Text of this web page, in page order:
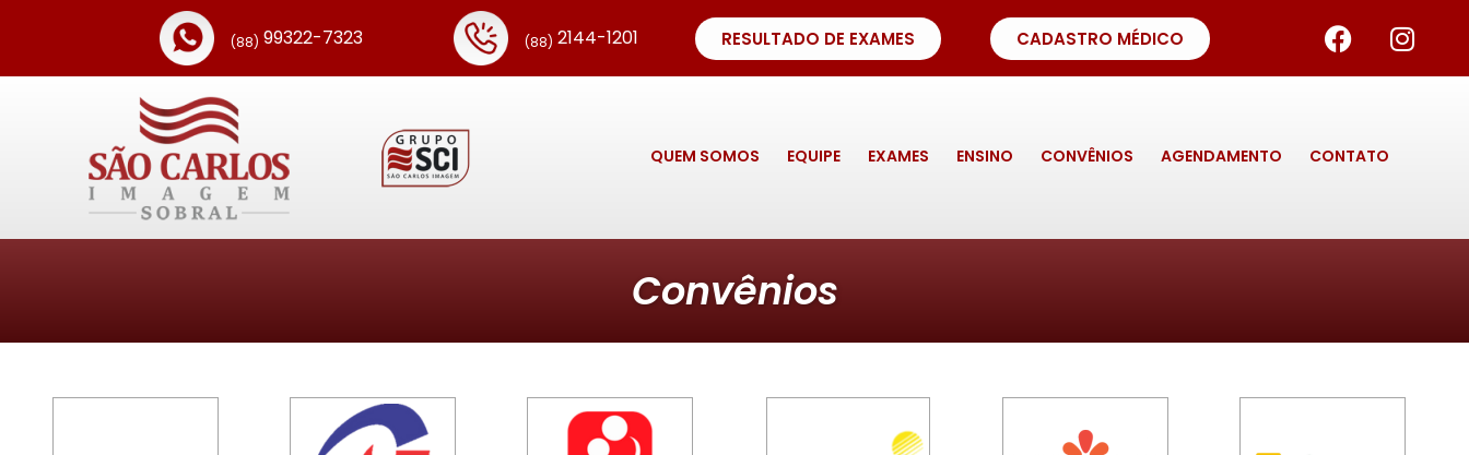
(88) 99322-7323 (88) 2144-1201 RESULTADO DE EXAMES CADASTRO MÉDICO
QUEM SOMOS EQUIPE EXAMES ENSINO CONVÊNIOS AGENDAMENTO CONTATO
Convênios